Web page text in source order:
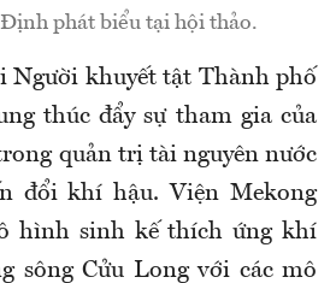
phát biểu tại hội thảo.
Người khuyết tật Thành phố
thúc đẩy sự tham gia của
quản trị tài nguyên nước
đổi khí hậu. Viện Mekong
hình sinh kế thích ứng khí
sông Cửu Long với các mô